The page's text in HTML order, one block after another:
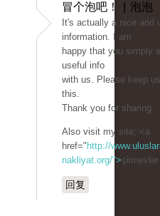
冒个泡吧！ | 泡泡
It's actually a nice and
information. I am
happy that you simply
useful info
with us. Please keep
this.
Thank you for sharing.
Also visit my site; <a
href=" http://
nakliyat.org/">
回复